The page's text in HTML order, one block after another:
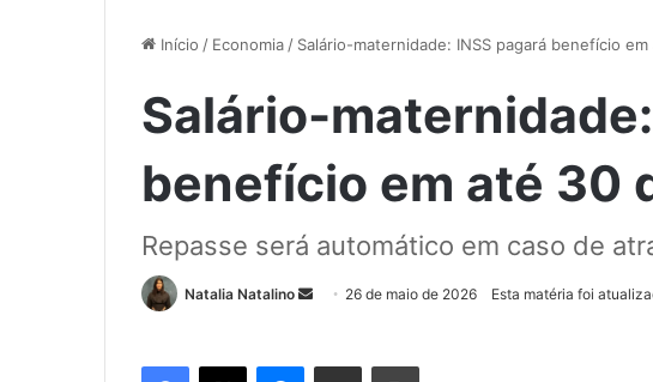
Início / Economia/ Salário-maternidade: INSS pagará benefício
Salário-
benefício em até 30
Repasse será automático em caso de
Natalia Natalino 26 de maio de 2026
Esta matéria foi